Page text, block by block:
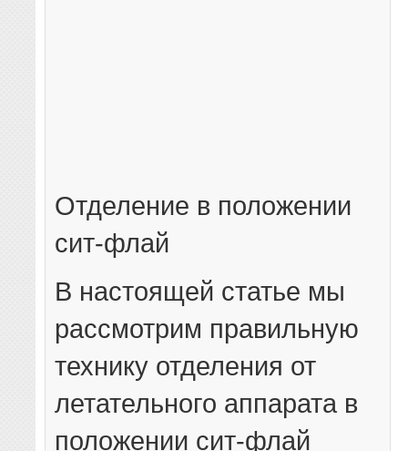
Отделение в положении
сит-флай
В настоящей статье мы
рассмотрим правильную
технику отделения от
летательного аппарата в
положении сит-флай